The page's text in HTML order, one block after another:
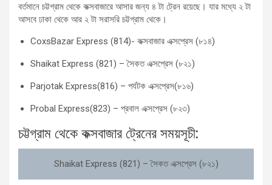
বর্তমানে চট্টগ্রাম থেকে কক্সবাজারে আসার জন্য ৪ টা ট্রেন রয়েছে। যার মধ্যে ২ টা
আসবে ঢাকা থেকে আর ২ টা সরাসরি চট্টগ্রাম থেকে।
CoxsBazar Express (814)- কক্সবাজার এক্সপ্রেস (৮১৪)
Shaikat Express (821) – সৈকত এক্সপ্রেস (৮২১)
Parjotak Express(816) – পর্যটক এক্সপ্রেস(৮১৬)
Probal Express(823) – প্রবাল এক্সপ্রেস (৮২৩)
চট্টগ্রাম থেকে কক্সবাজার ট্রেনের সময়সূচী:
Shaikat Express (821) – সৈকত এক্সপ্রেস (৮২১)